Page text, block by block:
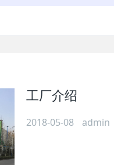
工厂介绍
2018-05-08 admin